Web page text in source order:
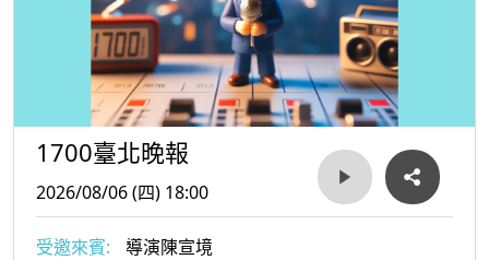
1700臺北晚報
2026/08/06 (四) 18:00
受邀來賓:
導演陳宣境